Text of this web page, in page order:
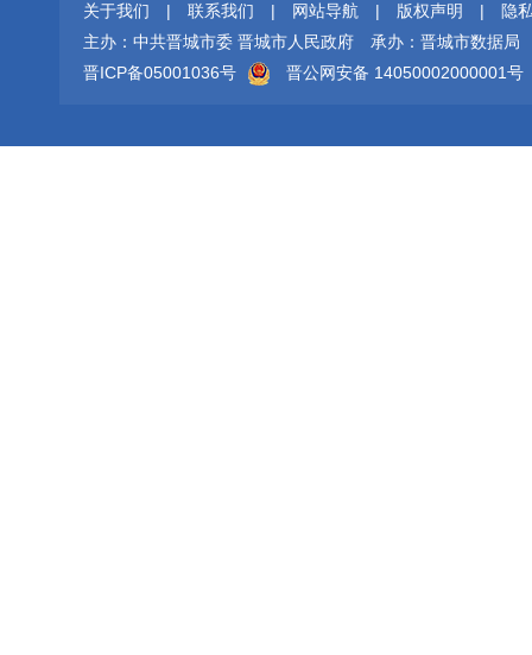
关于我们 | 联系我们 | 网站导航 | 版权声明 |
隐
主办：中共晋城市委 晋城市人民政府
承办：晋城市数据局
晋ICP备05001036号
晋公网安备 14050002000001号